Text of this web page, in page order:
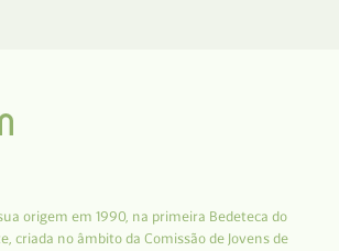
origem em 1990, na primeira Bedeteca do
criada no âmbito da Comissão de Jovens de